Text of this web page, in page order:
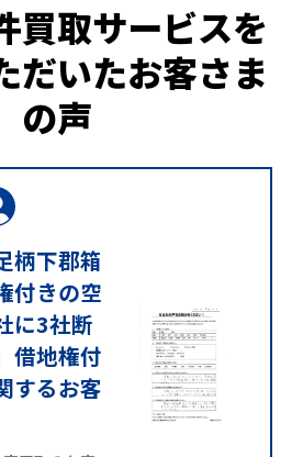
買取サービスを
だいたお客さま
の声
柄下郡箱
付きの空
に3社断
借地権付
するお客